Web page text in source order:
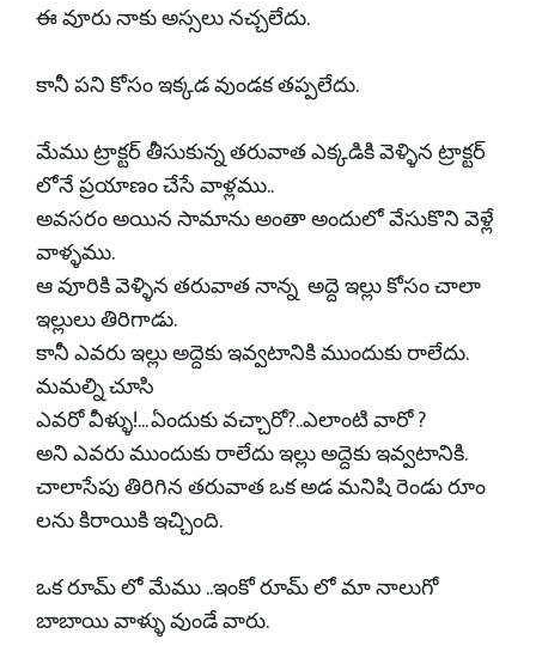
ఈ వూరు నాకు అస్సలు నచ్చలేదు.
కానీ పని కోసం ఇక్కడ వుండక తప్పలేదు.
మేము ట్రాక్టర్ తీసుకున్న తరువాత ఎక్కడికి వెళ్ళిన ట్రాక్టర్
లోనే ప్రయాణం చేసే వాళ్లము..
అవసరం అయిన సామాను అంతా అందులో వేసుకొని వెళ్లే
వాళ్ళము.
ఆ వూరికి వెళ్ళిన తరువాత నాన్న అద్దె ఇల్లు కోసం చాలా
ఇల్లులు తిరిగాడు.
కానీ ఎవరు ఇల్లు అద్దెకు ఇవ్వటానికి ముందుకు రాలేదు.
మమల్ని చూసి
ఎవరో వీళ్ళు!... ఏందుకు వచ్చారో?..ఎలాంటి వారో ?
అని ఎవరు ముందుకు రాలేదు ఇల్లు అద్దెకు ఇవ్వటానికి.
చాలాసేపు తిరిగిన తరువాత ఒక అడ మనిషి రెండు రూం
లను కిరాయికి ఇచ్చింది.
ఒక రూమ్ లో మేము ..ఇంకో రూమ్ లో మా నాలుగో
బాబాయి వాళ్ళు వుండే వారు.